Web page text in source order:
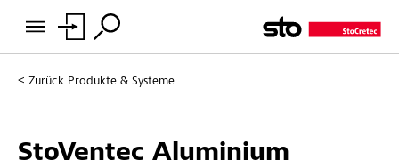
Zurück Produkte & Systeme
StoVentec Aluminium